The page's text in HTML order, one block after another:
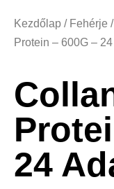
Kezdőlap / Fehérje /
Protein – 600G –
24